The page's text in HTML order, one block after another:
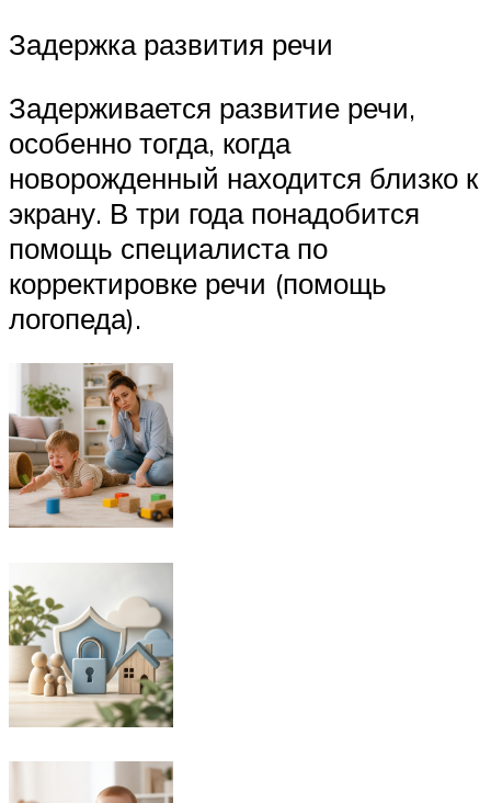
Задержка развития речи
Задерживается развитие речи,
особенно тогда, когда
новорожденный находится близко к
экрану. В три года понадобится
помощь специалиста по
корректировке речи (помощь
логопеда).